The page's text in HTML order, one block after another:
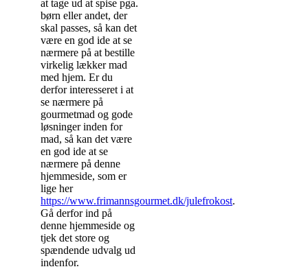
at tage ud at spise pga.
børn eller andet, der
skal passes, så kan det
være en god ide at se
nærmere på at bestille
virkelig lækker mad
med hjem. Er du
derfor interesseret i at
se nærmere på
gourmetmad og gode
løsninger inden for
mad, så kan det være
en god ide at se
nærmere på denne
hjemmeside, som er
lige her
https://www.frimannsgourmet.dk/julefrokost.
Gå derfor ind på
denne hjemmeside og
tjek det store og
spændende udvalg ud
indenfor.